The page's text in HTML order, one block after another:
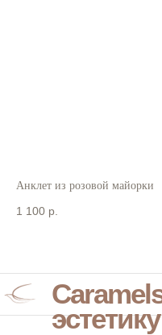
Анклет из розовой майорки
1 100 р.
эстетику